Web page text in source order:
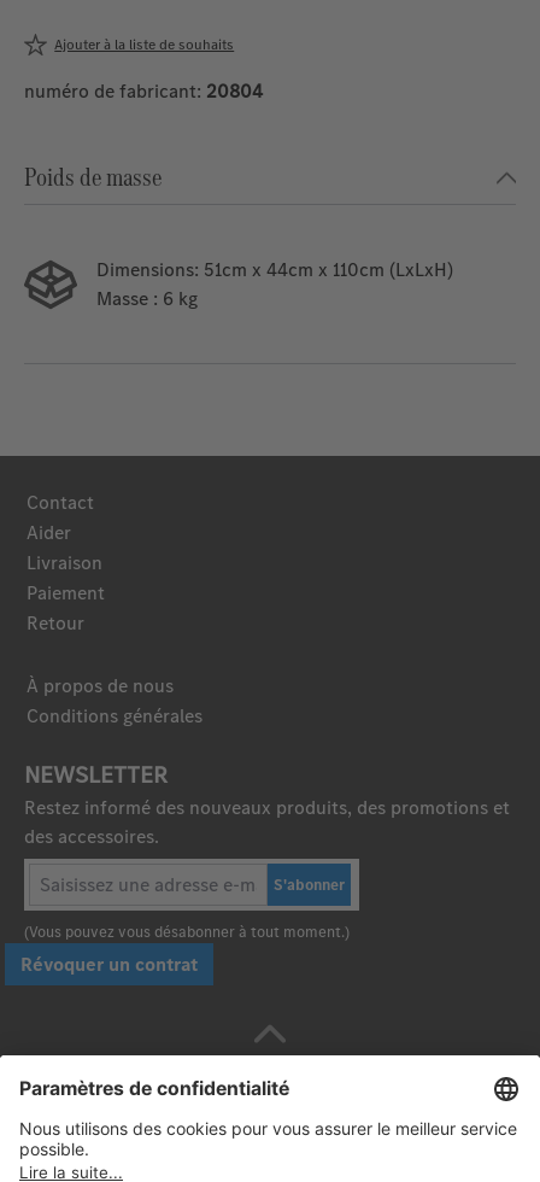
Ajouter à la liste de souhaits
numéro de fabricant: 20804
Poids de masse
Dimensions: 51cm x 44cm x 110cm (LxLxH)
Masse : 6 kg
Contact
Aider
Livraison
Paiement
Retour
À propos de nous
Conditions générales
NEWSLETTER
Restez informé des nouveaux produits, des promotions et
des accessoires.
S'abonner
(Vous pouvez vous désabonner à tout moment.)
Révoquer un contrat
Payez en toute sécurité avec :